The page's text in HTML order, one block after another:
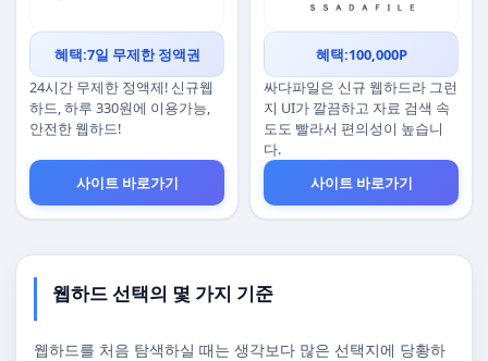
혜택:7일 무제한 정액권
24시간 무제한 정액제! 신규웹
하드, 하루 330원에 이용가능,
안전한 웹하드!
사이트 바로가기
혜택:100,000P
싸다파일은 신규 웹하드라 그런
지 UI가 깔끔하고 자료 검색 속
도도 빨라서 편의성이 높습니
다.
사이트 바로가기
웹하드 선택의 몇 가지 기준
웹하드를 처음 탐색하실 때는 생각보다 많은 선택지에 당황하